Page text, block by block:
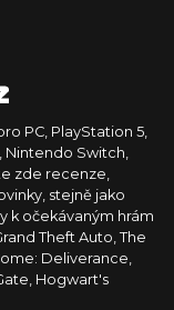
PC, PlayStation 5,
Nintendo Switch,
zde recenze,
stejně jako
k očekávaným hrám
Theft Auto, The
Deliverance,
Hogwart's